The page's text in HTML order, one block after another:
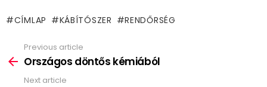
CÍMLAP KÁBÍTÓSZER RENDŐRSÉG
more
Previous article
Országos döntős kémiából
Next article